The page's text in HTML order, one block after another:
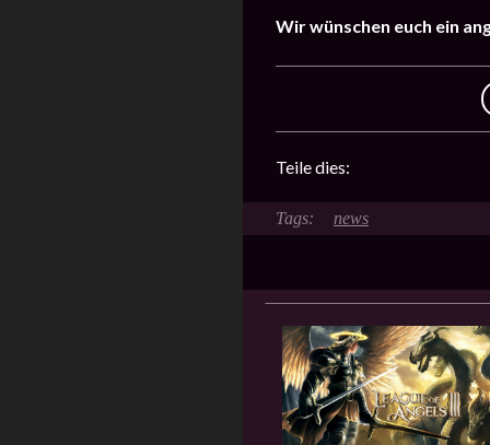
Wir wünschen euch ein
Teile dies:
news